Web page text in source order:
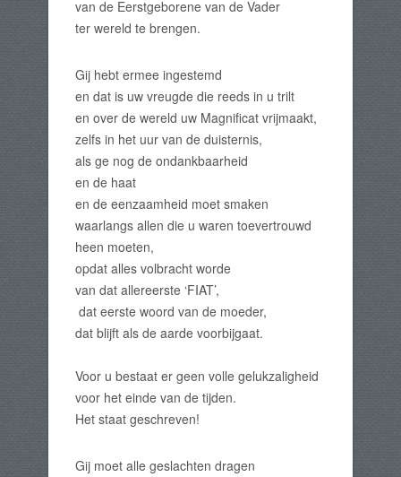
van de Eerstgeborene van de Vader
ter wereld te brengen.
Gij hebt ermee ingestemd
en dat is uw vreugde die reeds in u trilt
en over de wereld uw Magnificat vrijmaakt,
zelfs in het uur van de duisternis,
als ge nog de ondankbaarheid
en de haat
en de eenzaamheid moet smaken
waarlangs allen die u waren toevertrouwd
heen moeten,
opdat alles volbracht worde
van dat allereerste ‘FIAT’,
dat eerste woord van de moeder,
dat blijft als de aarde voorbijgaat.
Voor u bestaat er geen volle gelukzaligheid
voor het einde van de tijden.
Het staat geschreven!
Gij moet alle geslachten dragen